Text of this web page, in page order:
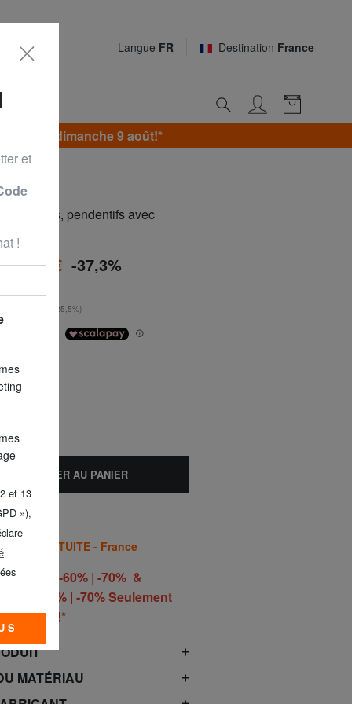
Langue FR Destination France
dimanche 9 août!*
d'oreilles, pendentifs avec
34,50 € -37,3%
: 27,50 € (+25,5%)
AJOUTER AU PANIER
GRATUITE - France
| -50% | -60% | -70% &
| -60% | -70% Seulement
9 août!*
MATÉRIAU
et
!
et 13
»),